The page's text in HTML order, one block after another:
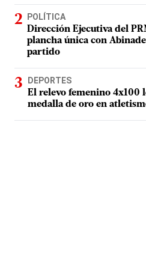
POLÍTICA
Dirección Ejecutiva del
plancha única con
partido
DEPORTES
El relevo femenino 4x100
medalla de oro en